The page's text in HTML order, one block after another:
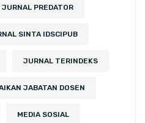
JURNAL PREDATOR
SINTA IDSCIPUB
JURNAL TERINDEKS
JABATAN DOSEN
MEDIA SOSIAL